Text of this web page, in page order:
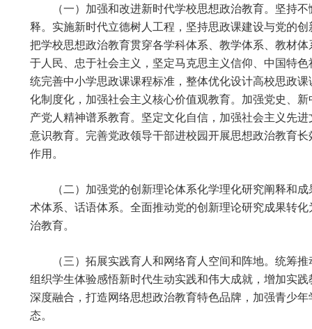
（一）加强和改进新时代学校思想政治教育。坚持
释。实施新时代立德树人工程，坚持思政课建设与党的
把学校思想政治教育贯穿各学科体系、教学体系、教材
于人民、忠于社会主义，坚定马克思主义信仰、中国特
统完善中小学思政课课程标准，整体优化设计高校思政
化制度化，加强社会主义核心价值观教育。加强党史、
产党人精神谱系教育。坚定文化自信，加强社会主义先
意识教育。完善党政领导干部进校园开展思想政治教育
作用。
（二）加强党的创新理论体系化学理化研究阐释和
术体系、话语体系。全面推动党的创新理论研究成果转
治教育。
（三）拓展实践育人和网络育人空间和阵地。统筹
组织学生体验感悟新时代生动实践和伟大成就，增加实
深度融合，打造网络思想政治教育特色品牌，加强青少
态。